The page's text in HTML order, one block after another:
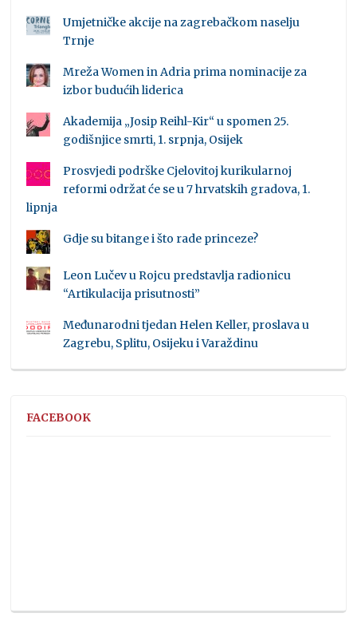
Umjetničke akcije na zagrebačkom naselju
Trnje
Mreža Women in Adria prima nominacije za
izbor budućih liderica
Akademija „Josip Reihl-Kir“ u spomen 25.
godišnjice smrti, 1. srpnja, Osijek
Prosvjedi podrške Cjelovitoj kurikularnoj
reformi održat će se u 7 hrvatskih gradova, 1.
lipnja
Gdje su bitange i što rade princeze?
Leon Lučev u Rojcu predstavlja radionicu
“Artikulacija prisutnosti”
Međunarodni tjedan Helen Keller, proslava u
Zagrebu, Splitu, Osijeku i Varaždinu
FACEBOOK